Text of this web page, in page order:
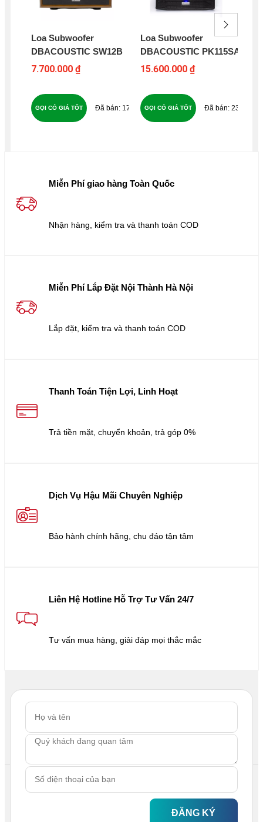
Loa Subwoofer
DBACOUSTIC SW12B
7.700.000 ₫
178
GỌI CÓ GIÁ TỐT
Loa Subwoofer
DBACOUSTIC PK115SA
15.600.000 ₫
230
GỌI CÓ GIÁ TỐT
Miễn Phí giao hàng Toàn Quốc
Nhận hàng, kiểm tra và thanh toán COD
Miễn Phí Lắp Đặt Nội Thành Hà Nội
Lắp đặt, kiểm tra và thanh toán COD
Thanh Toán Tiện Lợi, Linh Hoạt
Trả tiền mặt, chuyển khoản, trả góp 0%
Dịch Vụ Hậu Mãi Chuyên Nghiệp
Bảo hành chính hãng, chu đáo tận tâm
Liên Hệ Hotline Hỗ Trợ Tư Vấn 24/7
Tư vấn mua hàng, giải đáp mọi thắc mắc
ĐĂNG KÝ